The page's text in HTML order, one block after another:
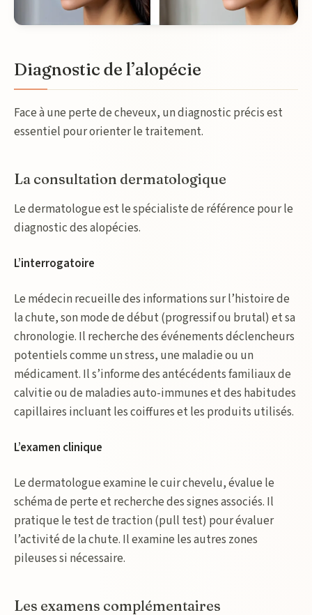
Diagnostic de l’alopécie
Face à une perte de cheveux, un diagnostic précis est
essentiel pour orienter le traitement.
La consultation dermatologique
Le dermatologue est le spécialiste de référence pour le
diagnostic des alopécies.
L’interrogatoire
Le médecin recueille des informations sur l’histoire de
la chute, son mode de début (progressif ou brutal) et sa
chronologie. Il recherche des événements déclencheurs
potentiels comme un stress, une maladie ou un
médicament. Il s’informe des antécédents familiaux de
calvitie ou de maladies auto-immunes et des habitudes
capillaires incluant les coiffures et les produits utilisés.
L’examen clinique
Le dermatologue examine le cuir chevelu, évalue le
schéma de perte et recherche des signes associés. Il
pratique le test de traction (pull test) pour évaluer
l’activité de la chute. Il examine les autres zones
pileuses si nécessaire.
Les examens complémentaires